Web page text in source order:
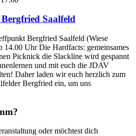
Saalfeld
Bergfried Saalfeld (Wiese
14.00 Uhr Die Hardfacts: gemeinsames
Picknick die Slackline wird gespannt
und mit euch die JDAV
Daher laden wir euch herzlich zum
Bergfried ein, um uns
oder möchtest dich